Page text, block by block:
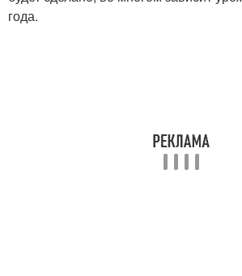
года.